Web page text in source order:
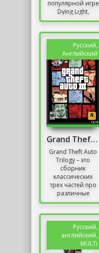
популярной игре
Dying Light,
которое
средневековый
мир с примесью
фэнтези....
Русский,
Английский
Grand Theft Auto Trilogy
Grand Theft Auto
Trilogy – это
сборник
классических
трех частей про
различные
деяния
занимаются
разными делами
с собственными...
Русский,
английский,
MULTi